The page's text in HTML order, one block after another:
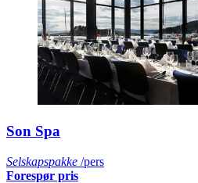
Son Spa
Selskapspakke /pers
Forespør pris